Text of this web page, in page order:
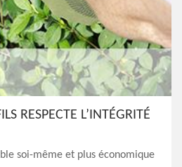
RESPECTE L’INTÉGRITÉ
soi-même et plus économique